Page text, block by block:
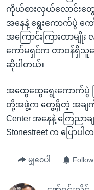
ကိုယ်စားလှယ်လောင်းတွ
အနေနဲ့ ရွေးကောက်ပွဲ
အကြောင်းကြားတာမ
ကော်မရှင်က တာဝန်ရှိ
ဆိုပါတယ်။
အထွေထွေရွေးကောက်ပွဲ
တို့အဖွဲ့က တွေ့ရှိတဲ့ အချ
Center အနေနဲ့ ကြေညာ
Stonestreet က ပြောပါ
မျှဝေပါ